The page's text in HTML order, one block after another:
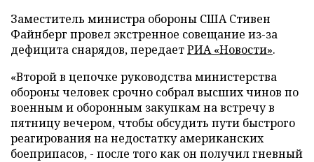
Заместитель министра обороны США Стивен
Файнберг провел экстренное совещание из-за
дефицита снарядов, передаетРИА «Новости».
«Второй в цепочке руководства министерства
обороны человек срочно собрал высших чинов по
военным и оборонным закупкам на встречу в
пятницу вечером, чтобы обсудить пути быстрого
реагирования на недостатку американских
боеприпасов, - после того как он получил гневный